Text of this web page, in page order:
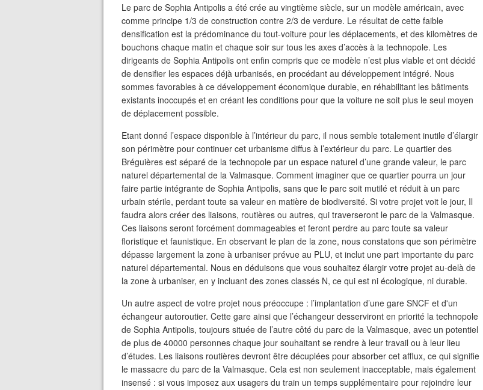
Le parc de Sophia Antipolis a été crée au vingtième siècle, sur un modèle américain, avec
comme principe 1/3 de construction contre 2/3 de verdure. Le résultat de cette faible
densification est la prédominance du tout-voiture pour les déplacements, et des kilomètres de
bouchons chaque matin et chaque soir sur tous les axes d’accès à la technopole. Les
dirigeants de Sophia Antipolis ont enfin compris que ce modèle n’est plus viable et ont décidé
de densifier les espaces déjà urbanisés, en procédant au développement intégré. Nous
sommes favorables à ce développement économique durable, en réhabilitant les bâtiments
existants inoccupés et en créant les conditions pour que la voiture ne soit plus le seul moyen
de déplacement possible.
Etant donné l’espace disponible à l’intérieur du parc, il nous semble totalement inutile d’élargir
son périmètre pour continuer cet urbanisme diffus à l’extérieur du parc. Le quartier des
Bréguières est séparé de la technopole par un espace naturel d’une grande valeur, le parc
naturel départemental de la Valmasque. Comment imaginer que ce quartier pourra un jour
faire partie intégrante de Sophia Antipolis, sans que le parc soit mutilé et réduit à un parc
urbain stérile, perdant toute sa valeur en matière de biodiversité. Si votre projet voit le jour, Il
faudra alors créer des liaisons, routières ou autres, qui traverseront le parc de la Valmasque.
Ces liaisons seront forcément dommageables et feront perdre au parc toute sa valeur
floristique et faunistique. En observant le plan de la zone, nous constatons que son périmètre
dépasse largement la zone à urbaniser prévue au PLU, et inclut une part importante du parc
naturel départemental. Nous en déduisons que vous souhaitez élargir votre projet au-delà de
la zone à urbaniser, en y incluant des zones classés N, ce qui est ni écologique, ni durable.
Un autre aspect de votre projet nous préoccupe : l’implantation d’une gare SNCF et d'un
échangeur autoroutier. Cette gare ainsi que l’échangeur desserviront en priorité la technopole
de Sophia Antipolis, toujours située de l’autre côté du parc de la Valmasque, avec un potentiel
de plus de 40000 personnes chaque jour souhaitant se rendre à leur travail ou à leur lieu
d’études. Les liaisons routières devront être décuplées pour absorber cet afflux, ce qui signifie
le massacre du parc de la Valmasque. Cela est non seulement inacceptable, mais également
insensé : si vous imposez aux usagers du train un temps supplémentaire pour rejoindre leur